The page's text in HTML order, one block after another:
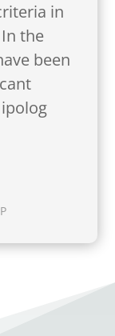
in
the
been